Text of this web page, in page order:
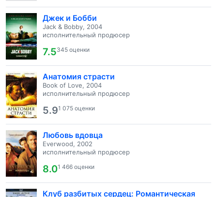
Джек и Бобби
Jack & Bobby, 2004
исполнительный продюсер
7.5345 оценки
Анатомия страсти
Book of Love, 2004
исполнительный продюсер
5.91 075 оценки
Любовь вдовца
Everwood, 2002
исполнительный продюсер
8.01 466 оценки
Клуб разбитых сердец: Романтическая